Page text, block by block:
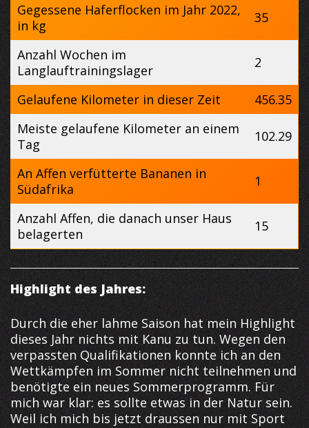
Gegessene Haferflocken im Jahr 2022,
in kg
35
Anzahl Wochen im
Langlauftrainingslager
2
Gelaufene Kilometer in dieser Zeit
456.35
Meiste gelaufene Kilometer an einem
Tag
102.29
An Affen verfütterte Bananen in
Südafrika
1
Anzahl Affen, die danach unser Haus
belagerten
15
Highlight des Jahres:
Durch die eher lahme Saison hat mein Highlight
dieses Jahr nichts mit Kanu zu tun. Wegen den
verpassten Qualifikationen konnte ich an den
Wettkämpfen im Sommer nicht teilnehmen und
benötigte ein neues Sommerprogramm. Für
mich war klar: es sollte etwas in der Natur sein.
Weil ich mich bis jetzt draussen nur mit Sport